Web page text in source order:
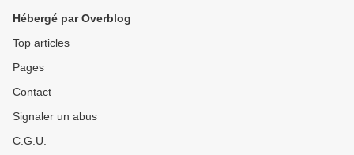
Hébergé par Overblog
Top articles
Pages
Contact
Signaler un abus
C.G.U.